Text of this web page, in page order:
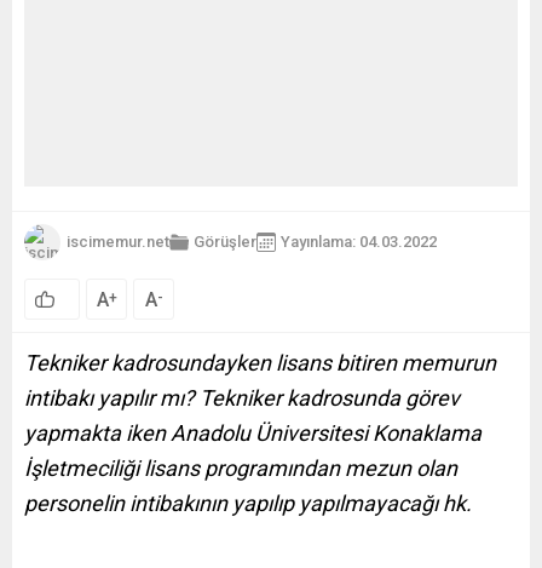
iscimemur.net Görüşler Yayınlama: 04.03.2022
A+ A-
Tekniker kadrosundayken lisans bitiren memurun
intibakı yapılır mı? Tekniker kadrosunda görev
yapmakta iken Anadolu Üniversitesi Konaklama
İşletmeciliği lisans programından mezun olan
personelin intibakının yapılıp yapılmayacağı hk.